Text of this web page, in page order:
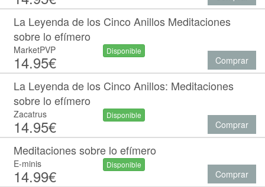
La Leyenda de los Cinco Anillos Meditaciones
sobre lo efímero
MarketPVP
14.95€
Disponible
Comprar
La Leyenda de los Cinco Anillos: Meditaciones
sobre lo efímero
Zacatrus
14.95€
Disponible
Comprar
Meditaciones sobre lo efímero
E-minis
14.99€
Disponible
Comprar